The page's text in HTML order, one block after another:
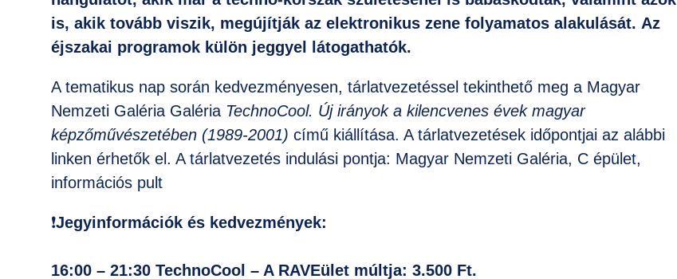
is, akik tovább viszik, megújítják az elektronikus zene folyamatos alakulását. Az
éjszakai programok külön jeggyel látogathatók.
A tematikus nap során kedvezményesen, tárlatvezetéssel tekinthető meg a Magyar
Nemzeti Galéria Galéria TechnoCool. Új irányok a kilencvenes évek magyar
képzőművészetében (1989-2001) című kiállítása. A tárlatvezetések időpontjai az alábbi
linken érhetők el. A tárlatvezetés indulási pontja: Magyar Nemzeti Galéria, C épület,
információs pult
❗️Jegyinformációk és kedvezmények:
16:00 – 21:30 TechnoCool – A RAVEület múltja: 3.500 Ft.